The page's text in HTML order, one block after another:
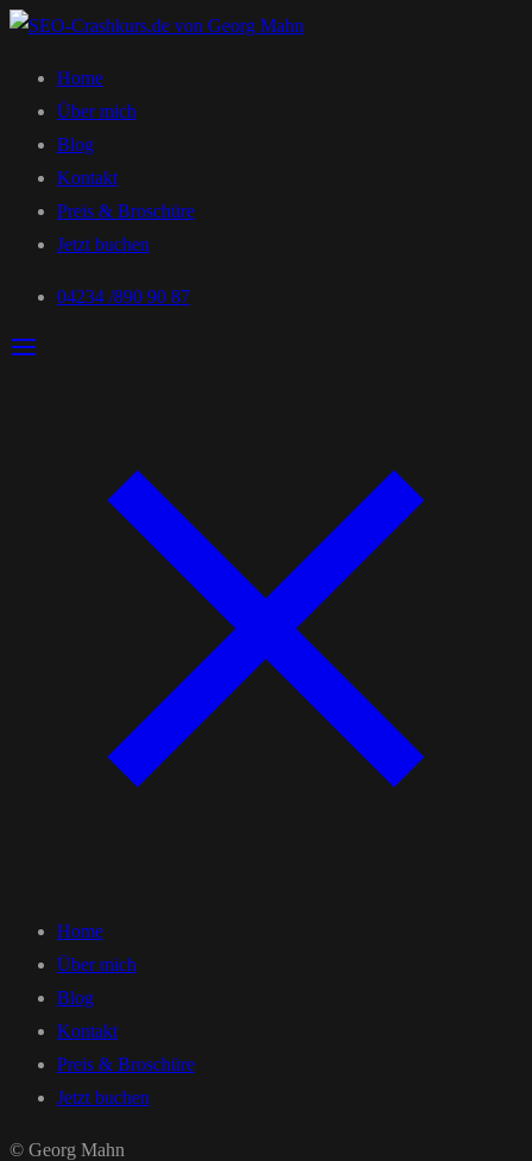
Home
Über mich
Blog
Kontakt
Preis & Broschüre
Jetzt buchen
04234 /890 90 87
Home
Über mich
Blog
Kontakt
Preis & Broschüre
Jetzt buchen
© Georg Mahn